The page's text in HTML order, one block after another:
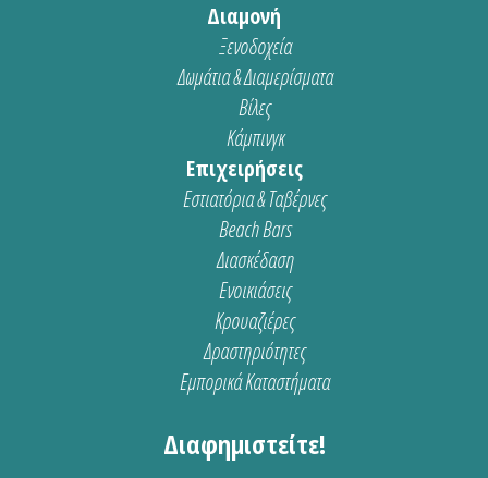
Διαμονή
Ξενοδοχεία
Δωμάτια & Διαμερίσματα
Βίλες
Κάμπινγκ
Επιχειρήσεις
Εστιατόρια & Ταβέρνες
Beach Bars
Διασκέδαση
Ενοικιάσεις
Κρουαζιέρες
Δραστηριότητες
Εμπορικά Καταστήματα
Διαφημιστείτε!